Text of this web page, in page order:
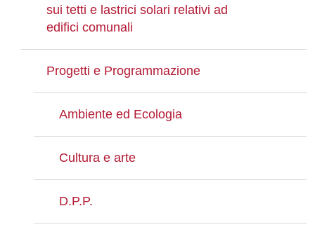
sui tetti e lastrici solari relativi ad
edifici comunali
Progetti e Programmazione
Ambiente ed Ecologia
Cultura e arte
D.P.P.